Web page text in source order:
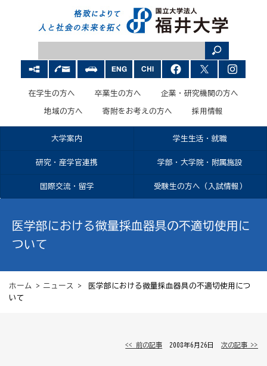
在学生の方へ 卒業生の方へ 企業・研究機関の方へ
地域の方へ 寄附をお考えの方へ 採用情報
大学案内 学生生活・就職
研究・産学官連携 学部・大学院・附属施設
国際交流・留学 受験生の方へ（入試情報）
医学部における微量採血器具の不適切使用に
ついて
ホーム > ニュース
> 医学部における微量採血器具の不適切使用につ
いて
<< 前の記事 │ 2008年6月26日 │次の記事 >>